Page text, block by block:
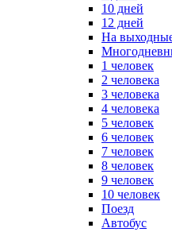
10 дней
12 дней
На
1 человек
2 человека
3 человека
4 человека
5 человек
6 человек
7 человек
8 человек
9 человек
10 человек
Поезд
Автобус